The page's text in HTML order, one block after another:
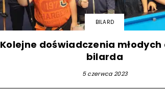
MOSiR
BILARD
Kolejne doświadczenia
bilarda
5 czerwca 2023